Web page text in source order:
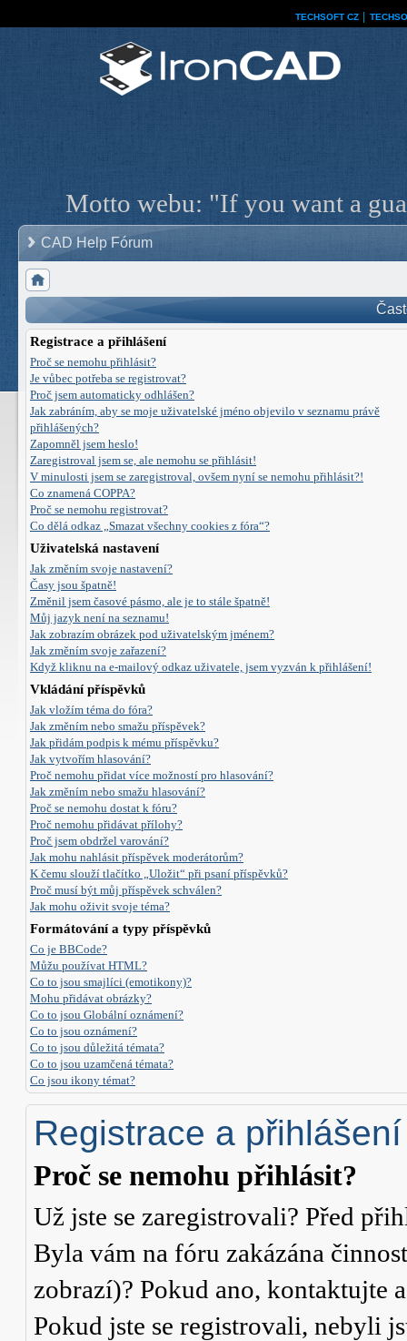
TECHSOFT CZ
Motto webu: "If you want a
CAD Help Fórum
Registrace a přihlášení
Proč se nemohu přihlásit?
Je vůbec potřeba se registrovat?
Proč jsem automaticky odhlášen?
Jak zabráním, aby se moje uživatelské jméno objevilo v seznamu právě
přihlášených?
Zapomněl jsem heslo!
Zaregistroval jsem se, ale nemohu se přihlásit!
V minulosti jsem se zaregistroval, ovšem nyní se nemohu přihlásit?!
Co znamená COPPA?
Proč se nemohu registrovat?
Co dělá odkaz „Smazat všechny cookies z fóra“?
Uživatelská nastavení
Jak změním svoje nastavení?
Časy jsou špatně!
Změnil jsem časové pásmo, ale je to stále špatně!
Můj jazyk není na seznamu!
Jak zobrazím obrázek pod uživatelským jménem?
Jak změním svoje zařazení?
Když kliknu na e-mailový odkaz uživatele, jsem vyzván k přihlášení!
Vkládání příspěvků
Jak vložím téma do fóra?
Jak změním nebo smažu příspěvek?
Jak přidám podpis k mému příspěvku?
Jak vytvořím hlasování?
Proč nemohu přidat více možností pro hlasování?
Jak změním nebo smažu hlasování?
Proč se nemohu dostat k fóru?
Proč nemohu přidávat přílohy?
Proč jsem obdržel varování?
Jak mohu nahlásit příspěvek moderátorům?
K čemu slouží tlačítko „Uložit“ při psaní příspěvků?
Proč musí být můj příspěvek schválen?
Jak mohu oživit svoje téma?
Formátování a typy příspěvků
Co je BBCode?
Můžu používat HTML?
Co to jsou smajlíci (emotikony)?
Mohu přidávat obrázky?
Co to jsou Globální oznámení?
Co to jsou oznámení?
Co to jsou důležitá témata?
Co to jsou uzamčená témata?
Co jsou ikony témat?
Registrace a přihlášení
Proč se nemohu přihlásit?
Už jste se zaregistrovali? Před
Byla vám na fóru zakázána
zobrazí)? Pokud ano, kontaktujte
Pokud jste se registrovali, nebyli